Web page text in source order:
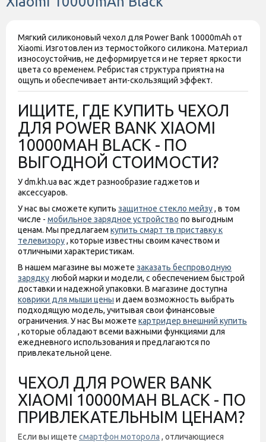
Мягкий силиконовый чехол для Power Bank 10000mAh от
Xiaomi. Изготовлен из термостойкого силикона. Материал
износоустойчив, не деформируется и не теряет яркости
цвета со временем. Ребристая структура приятна на
ощупь и обеспечивает анти-скользящий эффект.
ИЩИТЕ, ГДЕ КУПИТЬ ЧЕХОЛ
ДЛЯ POWER BANK XIAOMI
10000MAH BLACK - ПО
ВЫГОДНОЙ СТОИМОСТИ?
У dm.kh.ua вас ждет разнообразие гаджетов и
аксессуаров.
У нас вы сможете купить защитное стекло мейзу, в том
числе - мобильное зарядное устройство по выгодным
ценам. Мы предлагаем купить смарт тв приставку к
телевизору, которые известны своим качеством и
отличными характеристикам.
В нашем магазине вы можете заказать беспроводную
зарядку любой марки и модели, с обеспечением быстрой
доставки и надежной упаковки. В магазине доступна
коврики для мыши цены и даем возможность выбрать
подходящую модель, учитывая свои финансовые
ограничения. У нас Вы можете картридер внешний купить
, которые обладают всеми важными функциями для
ежедневного использования и предлагаются по
привлекательной цене.
ЧЕХОЛ ДЛЯ POWER BANK
XIAOMI 10000MAH BLACK - ПО
ПРИВЛЕКАТЕЛЬНЫМ ЦЕНАМ?
Если вы ищете смартфон моторола , отличающиеся